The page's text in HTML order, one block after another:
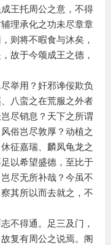
王托周公之意，不得
理承化之功未尽章章
则将不暇食与沐矣，
故于今颂成王之德，
举用？奸邪谗佞欺负
八蛮之在荒服之外者
尽销息？天下之所谓
俗岂尽敦厚？动植之
征嘉瑞、麟凤龟龙之
以希望盛德，至比于
尽无所补哉？今虽不
其所以而去就之，不
不得通。足三及门，
复有周公之说焉。阁